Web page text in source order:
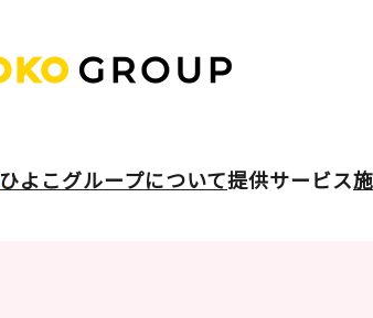
ひよこグループについて提供サービス